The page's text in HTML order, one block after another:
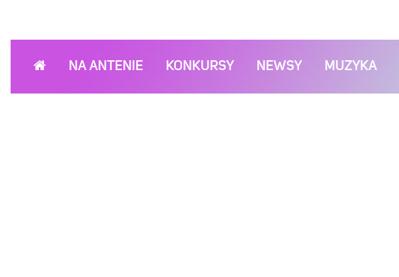
NA ANTENIE KONKURSY NEWSY MUZYKA